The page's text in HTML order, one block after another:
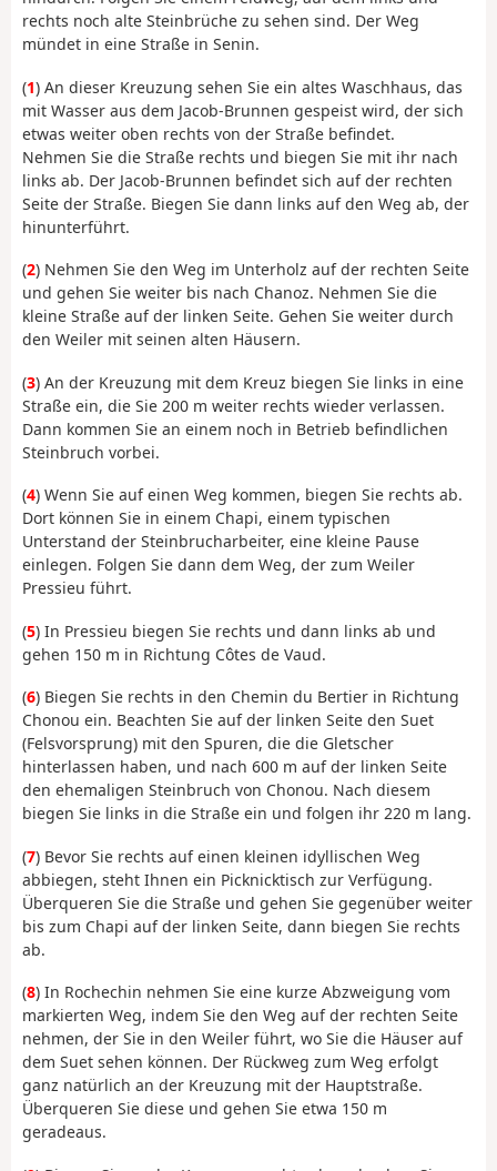
rechts noch alte Steinbrüche zu sehen sind. Der Weg
mündet in eine Straße in Senin.
(1) An dieser Kreuzung sehen Sie ein altes Waschhaus, das
mit Wasser aus dem Jacob-Brunnen gespeist wird, der sich
etwas weiter oben rechts von der Straße befindet.
Nehmen Sie die Straße rechts und biegen Sie mit ihr nach
links ab. Der Jacob-Brunnen befindet sich auf der rechten
Seite der Straße. Biegen Sie dann links auf den Weg ab, der
hinunterführt.
(2) Nehmen Sie den Weg im Unterholz auf der rechten Seite
und gehen Sie weiter bis nach Chanoz. Nehmen Sie die
kleine Straße auf der linken Seite. Gehen Sie weiter durch
den Weiler mit seinen alten Häusern.
(3) An der Kreuzung mit dem Kreuz biegen Sie links in eine
Straße ein, die Sie 200 m weiter rechts wieder verlassen.
Dann kommen Sie an einem noch in Betrieb befindlichen
Steinbruch vorbei.
(4) Wenn Sie auf einen Weg kommen, biegen Sie rechts ab.
Dort können Sie in einem Chapi, einem typischen
Unterstand der Steinbrucharbeiter, eine kleine Pause
einlegen. Folgen Sie dann dem Weg, der zum Weiler
Pressieu führt.
(5) In Pressieu biegen Sie rechts und dann links ab und
gehen 150 m in Richtung Côtes de Vaud.
(6) Biegen Sie rechts in den Chemin du Bertier in Richtung
Chonou ein. Beachten Sie auf der linken Seite den Suet
(Felsvorsprung) mit den Spuren, die die Gletscher
hinterlassen haben, und nach 600 m auf der linken Seite
den ehemaligen Steinbruch von Chonou. Nach diesem
biegen Sie links in die Straße ein und folgen ihr 220 m lang.
(7) Bevor Sie rechts auf einen kleinen idyllischen Weg
abbiegen, steht Ihnen ein Picknicktisch zur Verfügung.
Überqueren Sie die Straße und gehen Sie gegenüber weiter
bis zum Chapi auf der linken Seite, dann biegen Sie rechts
ab.
(8) In Rochechin nehmen Sie eine kurze Abzweigung vom
markierten Weg, indem Sie den Weg auf der rechten Seite
nehmen, der Sie in den Weiler führt, wo Sie die Häuser auf
dem Suet sehen können. Der Rückweg zum Weg erfolgt
ganz natürlich an der Kreuzung mit der Hauptstraße.
Überqueren Sie diese und gehen Sie etwa 150 m
geradeaus.